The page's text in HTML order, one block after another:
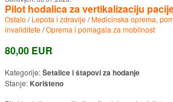
Pilot hodalica za vertikalizaciju
Ostalo /Lepota i zdravlje/Medicinska oprema,
invaliditete/Oprema i pomagala za mobilnost
80,00 EUR
Kategorije:Šetalice i štapovi za hodanje
Stanje: Korišteno